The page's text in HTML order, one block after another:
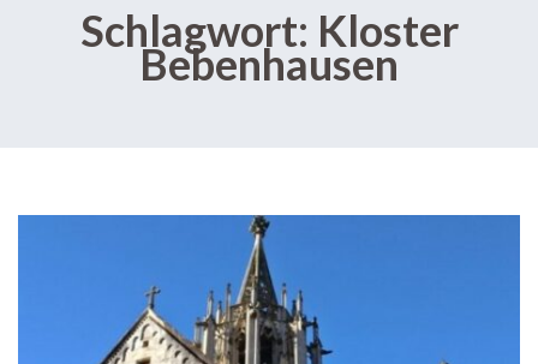
Schlagwort: Kloster
Bebenhausen